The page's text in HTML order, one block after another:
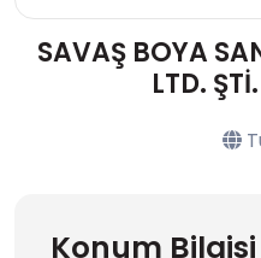
SAVAŞ BOYA
LTD. ŞTİ.
Konum Bilgisi